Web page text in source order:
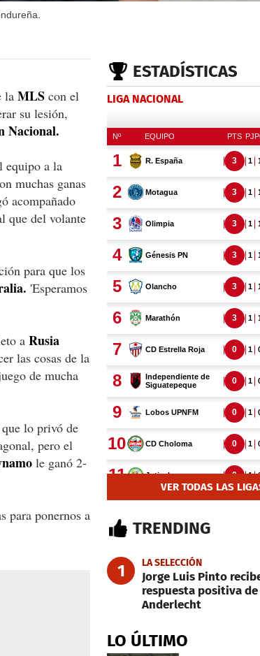
la MLS con el
su lesión,
Nacional.
equipo a la
muchas ganas
acompañado
que del volante
para que los
'Esperamos
a Rusia
las cosas de la
de mucha
lo privó de
pero el
le ganó 2-
para ponernos a
ESTADÍSTICAS
LIGA NACIONAL
VER TODAS LAS
TRENDING
1 LA SELECCIÓN
Jorge Luis Pinto
respuesta positiva
Anderlecht
LO ÚLTIMO